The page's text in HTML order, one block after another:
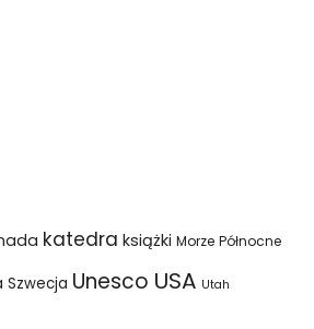
katedra książki Morze Północne
Szwecja Unesco USA Utah